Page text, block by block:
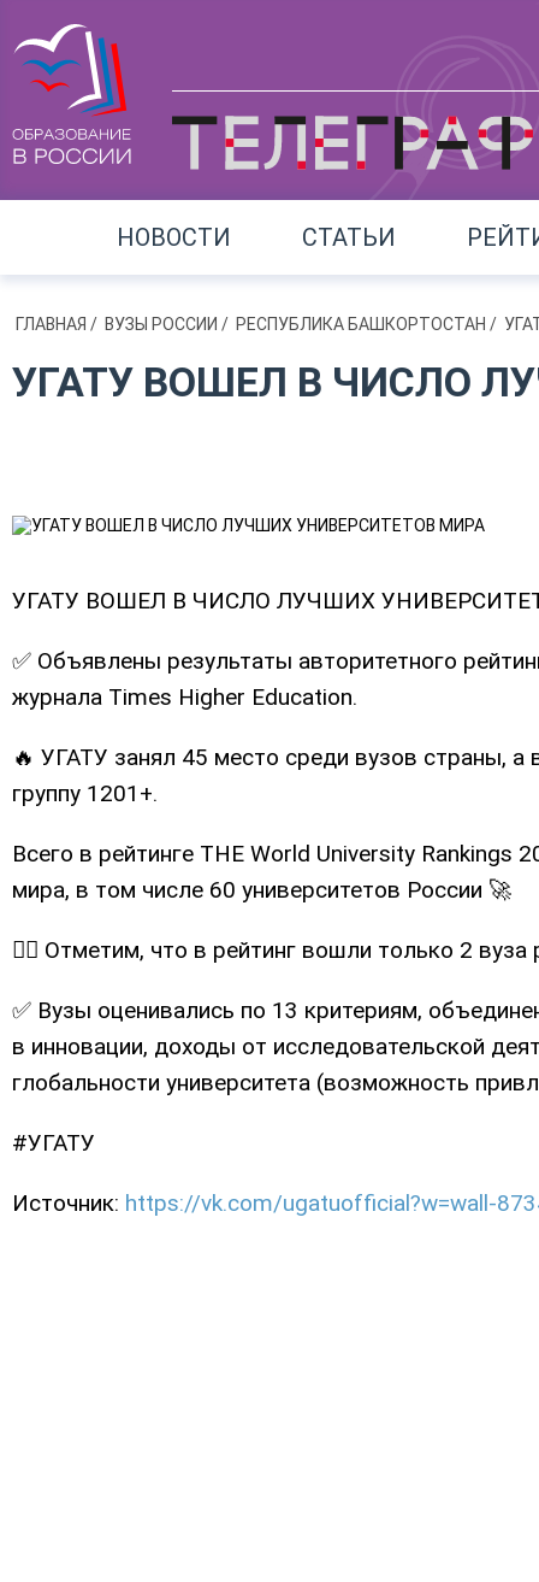
НОВОСТИ СТАТЬИ
ГЛАВНАЯ / ВУЗЫ РОССИИ / РЕСПУБЛИКА БАШКОРТОСТАН /
УГАТУ ВОШЕЛ В ЧИСЛО
УГАТУ ВОШЕЛ В ЧИСЛО ЛУЧШИХ
✅ Объявлены результаты авторитетного
журнала Times Higher Education.
🔥 УГАТУ занял 45 место среди вузов страны,
группу 1201+.
Всего в рейтинге THE World University Rankings
мира, в том числе 60 университетов России 🚀
☝🏻 Отметим, что в рейтинг вошли только 2
✅ Вузы оценивались по 13 критериям,
в инновации, доходы от исследовательской
глобальности университета (возможность
#УГАТУ
Источник: https://vk.com/ugatuofficial?w=wall-